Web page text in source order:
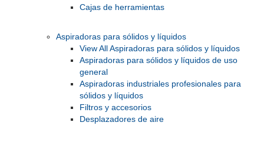
Cajas de herramientas
Aspiradoras para sólidos y líquidos
View All Aspiradoras para sólidos y líquidos
Aspiradoras para sólidos y líquidos de uso
general
Aspiradoras industriales profesionales para
sólidos y líquidos
Filtros y accesorios
Desplazadores de aire